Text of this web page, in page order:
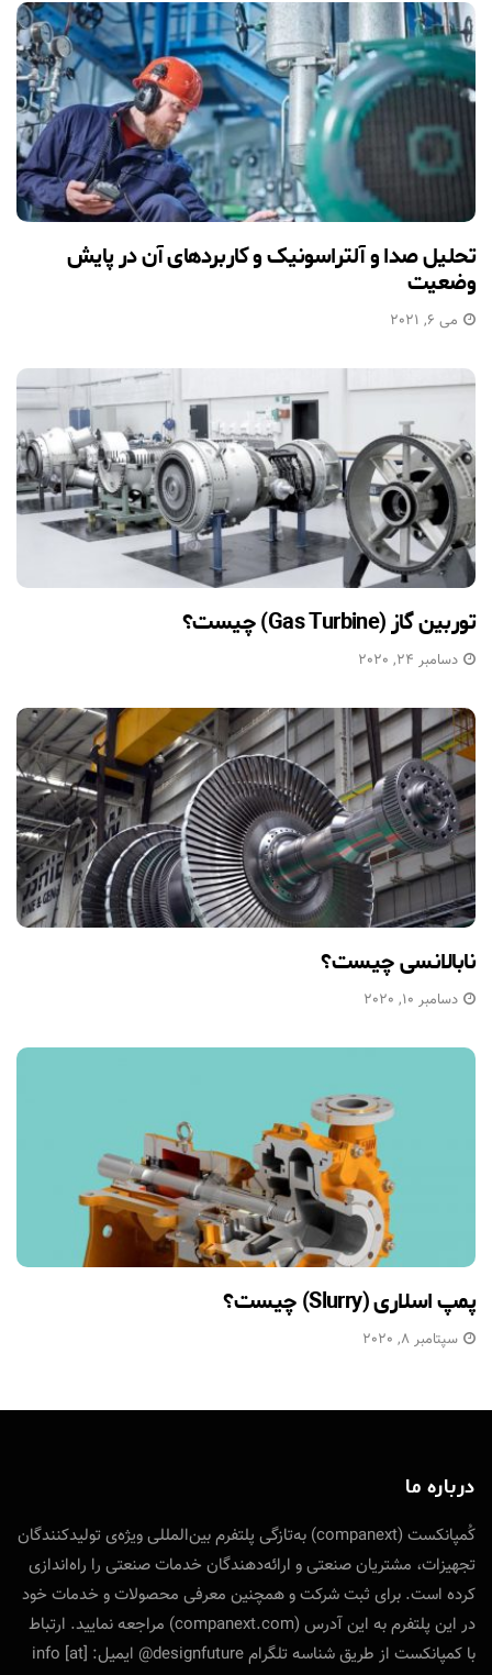
تحلیل صدا و آلتراسونیک و کاربردهای آن در پایش
وضعیت
می 6, 2021
توربین گاز (Gas Turbine) چیست؟
دسامبر 24, 2020
نابالانسی چیست؟
دسامبر 10, 2020
پمپ اسلاری (Slurry) چیست؟
سپتامبر 8, 2020
درباره ما
کُمپانکست (companext) به‌تازگی پلتفرم بین‌المللی ویژه‌ی تولید‌کنندگان
تجهیزات، مشتریان صنعتی و ارائه‌دهندگان خدمات صنعتی را راه‌اندازی
کرده است. برای ثبت شرکت و همچنین معرفی محصولات و خدمات خود
در این پلتفرم به این آدرس (companext.com) مراجعه نمایید. ارتباط
با کمپانکست از طریق شناسه تلگرام designfuture@ ایمیل: info [at]